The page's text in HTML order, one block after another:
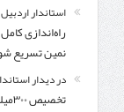
استاندار
راه‌اندازی
نمین تسریع
در دیدار
تخصیص ۳۰۰میلیارد تومان برای تکمیل بزرگراه اردبیل-سرچم